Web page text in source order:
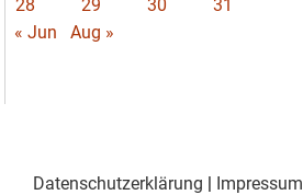
28
29 30
31
« Jun
Aug »
Datenschutzerklärung | Impressum